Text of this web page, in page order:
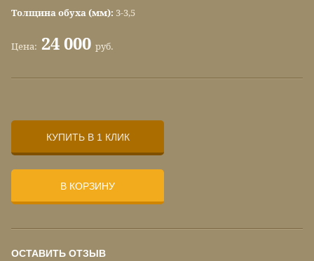
Толщина обуха (мм): 3-3,5
Цена: 24 000 руб.
КУПИТЬ В 1 КЛИК
В КОРЗИНУ
ОСТАВИТЬ ОТЗЫВ